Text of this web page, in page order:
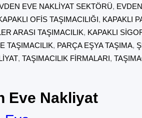
EVE NAKLIYAT SEKTÖRÜ,
OFIS TAŞIMACILIĞI, KAPAKLI
ARASI TAŞIMACILIK, KAPAKLI
TAŞIMACILIK, PARÇA EŞYA TAŞIMA,
, TAŞIMACILIK FIRMALARI,
Eve Nakliyat